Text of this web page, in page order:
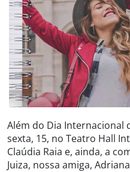
Além do Dia Internacional
sexta, 15, no Teatro Hall
Claúdia Raia e, ainda, a
Juiza, nossa amiga,